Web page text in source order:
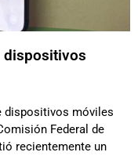
dispositivos
dispositivos móviles
Federal de
recientemente un